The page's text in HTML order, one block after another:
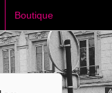
Boutique